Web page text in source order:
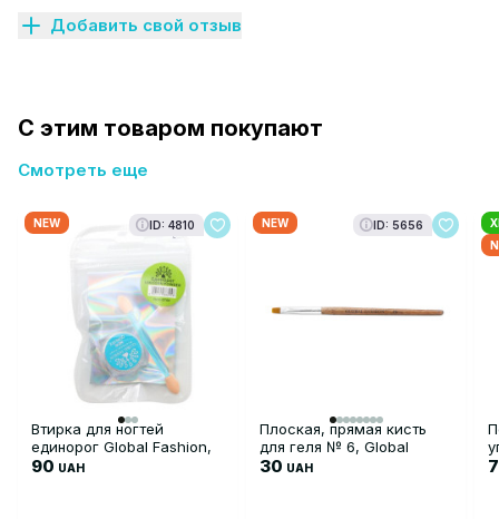
Добавить свой отзыв
С этим товаром покупают
Смотреть еще
NEW ID: 4810
Втирка для ногтей
единорог Global Fashion,
Unicorn Powder GT-04
90 UAH
NEW ID: 5656
Плоская, прямая кисть
для геля № 6, Global
Fashion
30 UAH